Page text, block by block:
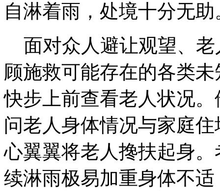
自淋着雨，处境十分无助
面对众人避让观望、老
顾施救可能存在的各类
快步上前查看老人状况
问老人身体情况与家庭
心翼翼将老人搀扶起身
续淋雨极易加重身体不